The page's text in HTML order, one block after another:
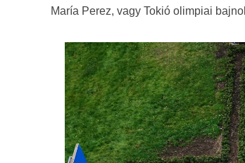
María Perez, vagy Tokió olimpiai